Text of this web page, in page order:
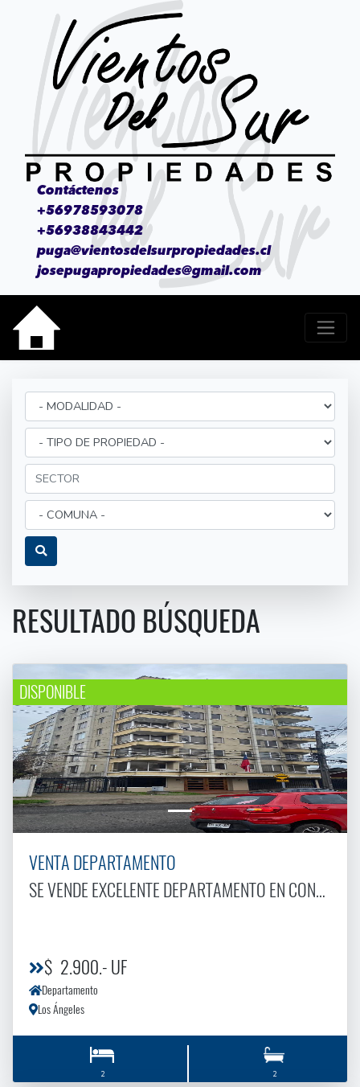
Contáctenos
+56978593078
+56938843442
puga@vientosdelsurpropiedades.cl
josepugapropiedades@gmail.com
RESULTADO BÚSQUEDA
DISPONIBLE
VENTA DEPARTAMENTO
SE VENDE EXCELENTE DEPARTAMENTO EN CONDOMINIO DOñA JAVIERA CARRERA
$ 2.900.- UF
Departamento
Los Ángeles
2 2